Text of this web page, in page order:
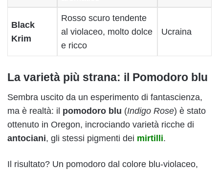
Black
Krim
Rosso scuro tendente
al violaceo, molto dolce
e ricco
Ucraina
La varietà più strana: il Pomodoro blu
Sembra uscito da un esperimento di fantascienza,
ma è realtà: il pomodoro blu (Indigo Rose) è stato
ottenuto in Oregon, incrociando varietà ricche di
antociani, gli stessi pigmenti dei mirtilli.
Il risultato? Un pomodoro dal colore blu-violaceo,